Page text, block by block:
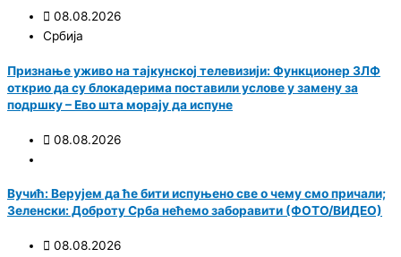
08.08.2026
Србија
Признање уживо на тајкунској телевизији: Функционер ЗЛФ
открио да су блокадерима поставили услове у замену за
подршку – Ево шта морају да испуне
08.08.2026
Вучић: Верујем да ће бити испуњено све о чему смо причали;
Зеленски: Доброту Срба нећемо заборавити (ФОТО/ВИДЕО)
08.08.2026